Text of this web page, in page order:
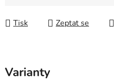
Tisk
Zeptat se
Varianty